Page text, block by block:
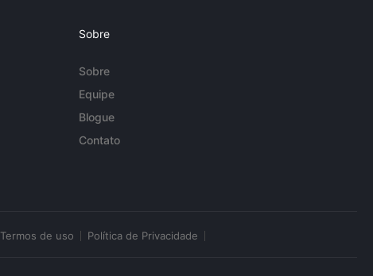
Sobre
Sobre
Equipe
Blogue
Contato
Termos de uso Política de Privacidade